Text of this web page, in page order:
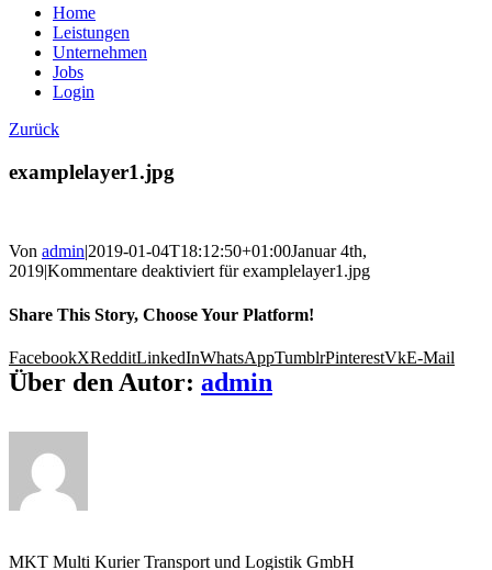
Home
Leistungen
Unternehmen
Jobs
Login
Zurück
examplelayer1.jpg
Von admin|2019-01-04T18:12:50+01:00Januar 4th,
2019|Kommentare deaktiviertfür examplelayer1.jpg
Share This Story, Choose Your Platform!
FacebookXRedditLinkedInWhatsAppTumblrPinterestVkE-Mail
Über den Autor: admin
MKT Multi Kurier Transport und Logistik GmbH